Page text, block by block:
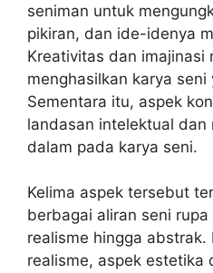
seniman untuk
pikiran, dan ide-idenya
Kreativitas dan imajinasi
menghasilkan karya
Sementara itu, aspek
landasan intelektual dan
dalam pada karya seni.
Kelima aspek tersebut
berbagai aliran seni
realisme hingga abstrak.
realisme, aspek estetika